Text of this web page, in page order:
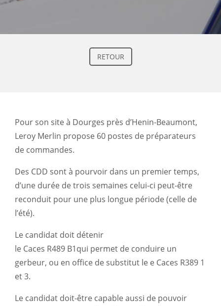
RETOUR
Pour son site à Dourges près d’Henin-Beaumont,
Leroy Merlin propose 60 postes de préparateurs
de commandes.
Des CDD sont à pourvoir dans un premier temps,
d’une durée de trois semaines celui-ci peut-être
reconduit pour une plus longue période (celle de
l’été).
Le candidat doit détenir
le Caces R489 B1qui permet de conduire un
gerbeur, ou en office de substitut le e Caces R389 1
et 3.
Le candidat doit-être capable aussi de pouvoir